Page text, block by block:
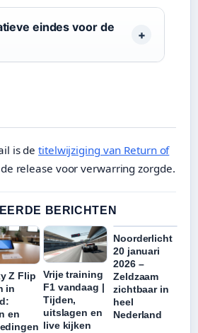
eindes voor de
is detitelwijziging van Return of
release voor verwarring zorgde.
BERICHTEN
Z Flip
in
en
Vrije training
F1 vandaag |
Tijden,
uitslagen en
live kijken
Noorderlicht
20 januari
2026 –
Zeldzaam
zichtbaar in
heel
Nederland